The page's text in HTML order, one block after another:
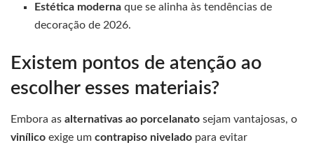
Estética moderna que se alinha às tendências de
decoração de 2026.
Existem pontos de atenção ao
escolher esses materiais?
Embora as alternativas ao porcelanato sejam vantajosas, o
vinílico exige um contrapiso nivelado para evitar